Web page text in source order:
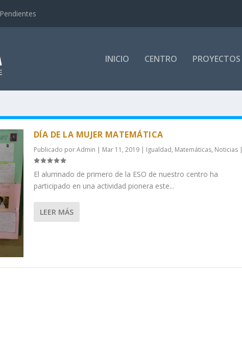
Pendientes
INICIO CENTRO PROYECTOS
DÍA DE LA MUJER MATEMÁTICA
Publicado porAdmin | Mar 11, 2019| Igualdad, Matemáticas, Noticias|
El alumnado de primero de la ESO de nuestro centro ha
participado en una actividad pionera este...
LEER MÁS